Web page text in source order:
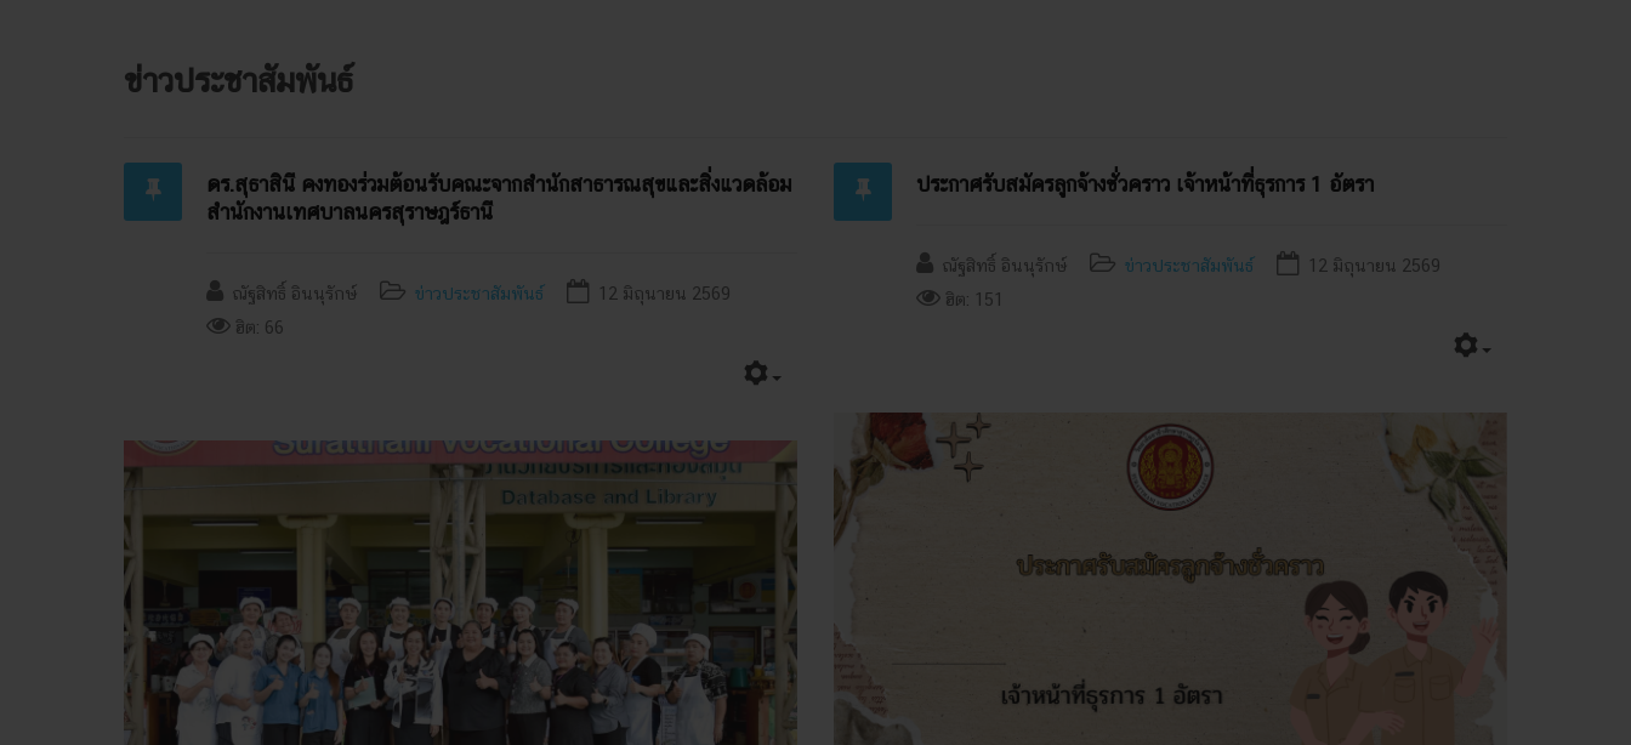
ข่าวประชาสัมพันธ์
ดร.สุธาสินี คงทองร่วมต้อนรับคณะจากสำนักสาธารณสุขและสิ่งแวดล้อม
สำนักงานเทศบาลนครสุราษฎร์ธานี
ณัฐสิทธิ์ อินนุรักษ์ ข่าวประชาสัมพันธ์
12 มิถุนายน 2569
ฮิต: 66
ประกาศรับสมัครลูกจ้างชั่วคราว เจ้าหน้าที่ธุรการ 1 อัตรา
ณัฐสิทธิ์ อินนุรักษ์ ข่าวประชาสัมพันธ์
12 มิถุนายน 2569
ฮิต: 151